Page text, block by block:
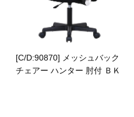
[C/D:90870] メッシュバック
チェアー ハンター 肘付 ＢＫ